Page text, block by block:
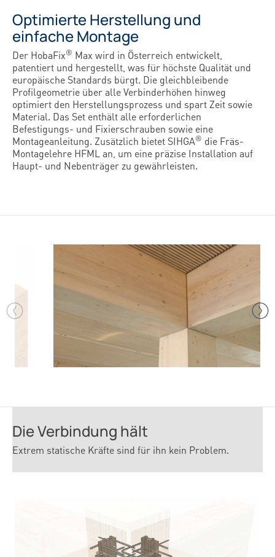
Optimierte Herstellung und
einfache Montage
Der HobaFix® Max wird in Österreich entwickelt,
patentiert und hergestellt, was für höchste Qualität und
europäische Standards bürgt. Die gleichbleibende
Profilgeometrie über alle Verbinderhöhen hinweg
optimiert den Herstellungsprozess und spart Zeit sowie
Material. Das Set enthält alle erforderlichen
Befestigungs- und Fixierschrauben sowie eine
Montageanleitung. Zusätzlich bietet SIHGA® die Fräs-
Montagelehre HFML an, um eine präzise Installation auf
Haupt- und Nebenträger zu gewährleisten.
Die Verbindung hält
Extrem statische Kräfte sind für ihn kein Problem.